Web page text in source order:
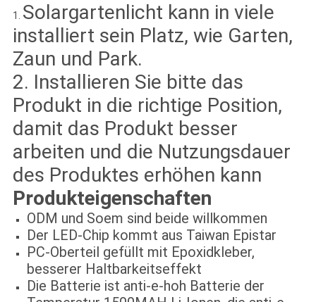
1. Solargartenlicht kann in viele
installiert sein Platz, wie Garten,
Zaun und Park.
2. Installieren Sie bitte das
Produkt in die richtige Position,
damit das Produkt besser
arbeiten und die Nutzungsdauer
des Produktes erhöhen kann
Produkteigenschaften
ODM und Soem sind beide willkommen
Der LED-Chip kommt aus Taiwan Epistar
PC-Oberteil gefüllt mit Epoxidkleber,
besserer Haltbarkeitseffekt
Die Batterie ist anti-e-hoh Batterie der